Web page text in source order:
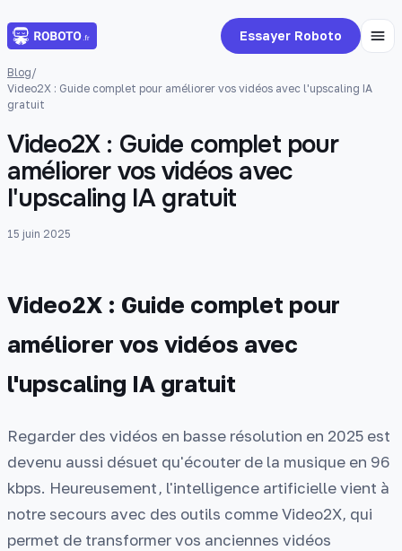
Essayer Roboto
Blog/
Video2X : Guide complet pour améliorer vos vidéos avec l'upscaling IA
gratuit
Video2X : Guide complet pour
améliorer vos vidéos avec
l'upscaling IA gratuit
15 juin 2025
Video2X : Guide complet pour
améliorer vos vidéos avec
l'upscaling IA gratuit
Regarder des vidéos en basse résolution en 2025 est
devenu aussi désuet qu'écouter de la musique en 96
kbps. Heureusement, l'intelligence artificielle vient à
notre secours avec des outils comme Video2X, qui
permet de transformer vos anciennes vidéos